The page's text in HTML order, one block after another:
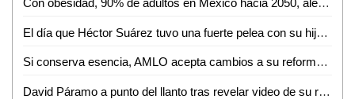
Con obesidad, 90% de adultos en México hacia 2050, alertan
El día que Héctor Suárez tuvo una fuerte pelea con su hijo: "Nos dejamos de hablar"
Si conserva esencia, AMLO acepta cambios a su reforma eléctrica
David Páramo a punto del llanto tras revelar video de su rescate en accidente